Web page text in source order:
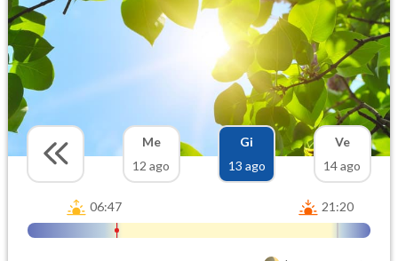
Me
12 ago
Gi
13 ago
Ve
14 ago
06:47 21:20